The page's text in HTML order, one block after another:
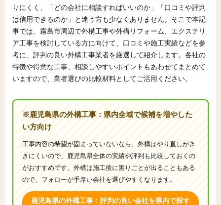
りにくく、「どの会社に相談すればいいのか」「口コミや評判
は信用できるのか」と迷う方も少なくありません。そこで本記
事では、霧島市周辺で外構工事や外構リフォーム、エクステリ
ア工事を検討している方に向けて、口コミや施工実績などを参
考に、評判の良い外構工事業者を厳選して紹介します。各社の
特徴や得意な工事、相談しやすいポイントもあわせてまとめて
いますので、業者選びの比較材料としてご活用ください。
※鹿児島県の外構工事：県内全域で候補を増やした
い方向け
工事内容の希望が固まっていないなら、外構はやり直しがき
きにくいので、鹿児島県全体の実績や評判も比較しておくの
がおすすめです。外構は施工後に困りごとが出ることもある
ので、フォローが手厚い会社を選びやすくなります。
鹿児島県の外構工事：評判の良い会社を県内で探す